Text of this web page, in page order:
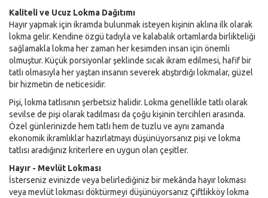
Kaliteli ve Ucuz Lokma Dağıtımı
Hayır yapmak için ikramda bulunmak isteyen kişinin aklına ilk olarak
lokma gelir. Kendine özgü tadıyla ve kalabalık ortamlarda birlikteliği
sağlamakla lokma her zaman her kesimden insan için önemli
olmuştur. Küçük porsiyonlar şeklinde sıcak ikram edilmesi, hafif bir
tatlı olmasıyla her yaştan insanın severek atıştırdığı lokmalar, güzel
bir hizmetin de neticesidir.
Pişi, lokma tatlısının şerbetsiz halidir. Lokma genellikle tatlı olarak
sevilse de pişi olarak tadılması da çoğu kişinin tercihleri arasında.
Özel günlerinizde hem tatlı hem de tuzlu ve aynı zamanda
ekonomik ikramlıklar hazırlatmayı düşünüyorsanız pişi ve lokma
tatlısı aradığınız kriterlere en uygun olan çeşitler.
Hayır - Mevlüt Lokması
İsterseniz evinizde veya belirlediğiniz bir mekânda hayır lokması
veya mevlüt lokması döktürmeyi düşünüyorsanız Çiftlikköy lokma